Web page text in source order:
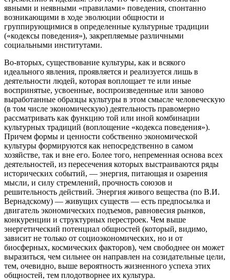
явными и неявными «правилами» поведения, спонтанно
возникающими в ходе эволюции общности и
группирующимися в определенные культурные традиции
(«кодексы поведения»), закрепляемые различными
социальными институтами.
Во-вторых, существование культуры, как и всякого
идеального явления, проявляется и реализуется лишь в
деятельности людей, которая воплощает те или иные
воспринятые, усвоенные, воспроизведенные или заново
выработанные образцы культуры в этом смысле человеческую
(в том числе экономическую) деятельность правомерно
рассматривать как функцию той или иной комбинации
культурных традиций (воплощение «кодекса поведения»).
Причем формы и ценности собственно экономической
культуры формируются как непосредственно в самом
хозяйстве, так и вне его. Более того, непременная основа всех
деятельностей, из пересечения которых выстраиваются ряды
исторических событий, — энергия, питающая и озарения
мысли, и силу стремлений, прочность союзов и
решительность действий. Энергия живого вещества (по В.И.
Вернадскому) — живущих существ — есть предпосылка и
двигатель экономических подъемов, равновесия рынков,
конкуренции и структурных перестроек. Чем выше
энергетический потенциал общностей (который, видимо,
зависит не только от социоэкономических, но и от
биосферных, космических факторов), чем свободнее он может
выразиться, чем сильнее он направлен на созидательные цели,
тем, очевидно, выше вероятность жизненного успеха этих
общностей, тем плодотворнее их культура.